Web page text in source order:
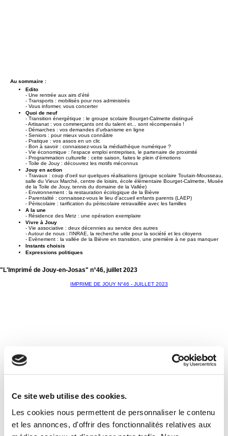
Ce site web utilise des cookies.
Les cookies nous permettent de personnaliser le contenu
et les annonces, d'offrir des fonctionnalités relatives aux
Au sommaire :
Edito
- Une rentrée aux airs d'été
- Transports : mobilisés pour nos administrés
- Vous informer, vous concerter
Quoi de neuf
- Transition énergétique : le groupe scolaire Bourget-Calmette distingué
- Artisanat : vos commerçants ont du talent et... sont récompensés !
- Démarches : vos demandes d'urbanisme en ligne
- Seniors : pour mieux vous connâitre
- Pratique : vos assos en un clic
- Bon à savoir : connaissez-vous la médiathèque numérique ?
- Vie économique : l'espace emploi entreprises, le partenaire de proximité
- Programmation culturelle : cette saison, faites le plein d'émotions
- Toile de Jouy : découvrez les motifs méconnus
Jouy en action
- Travaux : coup d'oeil sur quelques réalisations (groupe scolaire Toutain-Mousseau,
salle du Vieux Marché, centre de loisirs, école élémentaire Bourget-Calmette, Musée
de la Toile de Jouy, tennis du domaine de la Vallée)
- Environnement : la restauration écologique de la Bièvre
- Parentalité : connaissez-vous le lieu d'accueil enfants parents (LAEP)
- Périscolaire : tarification du périscolaire retravaillée avec les familles
A la une
- Résidence des Metz : une opération exemplaire
Vivre à Jouy
- Vie associative : deux décennies au service des autres
- Autour de nous : l'INRAE, la recherche utile pour la société et les citoyens
- Evènement : la vallée de la Bièvre en transition, une première à ne pas manquer
Instants choisis
Expressions politiques
"L'Imprimé de Jouy-en-Josas" n°46, juillet 2023
IMPRIME DE JOUY N°46 - JUILLET 2023
Edito
Une fin d'année studieuse... avec le département, partenaire des communes
... et festive entre Jovaciens
Quoi de neuf
- Prévention : fortes chaleurs et sécheresse : soyons vigilants